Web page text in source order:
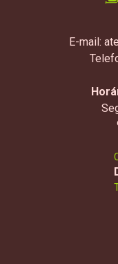
E-mail: